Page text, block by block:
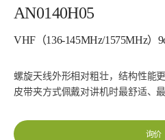
AN0140H05
VHF（136-145MHz/1575MHz）
螺旋天线外形相对粗壮，结构性能
皮带夹方式佩戴对讲机时最舒适、
询价